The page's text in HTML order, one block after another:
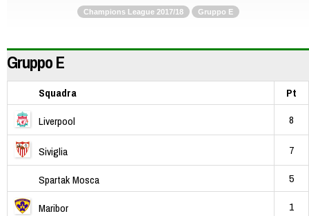
Champions League 2017/18 Gruppo E
Gruppo E
Squadra
Pt
Liverpool
8
Siviglia 7
Spartak Mosca 5
Maribor 1